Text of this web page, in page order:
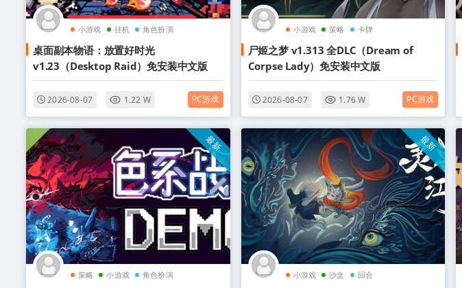
小游戏 挂机 角色扮演
桌面副本物语：放置好时光
v1.23（Desktop Raid）免安装中文版
2026-08-07 1.22 W PC游戏
小游戏 策略 卡牌
尸姬之梦 v1.313 全DLC（Dream of
Corpse Lady）免安装中文版
2026-08-07 1.76 W PC游戏
最新
策略 小游戏 角色扮演
最新
小游戏 沙盒 回合